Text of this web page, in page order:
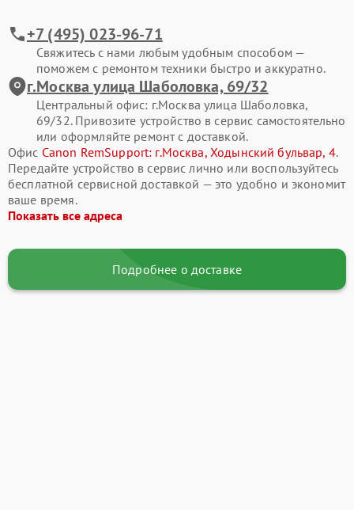
+7 (495) 023-96-71
Свяжитесь с нами любым удобным способом —
поможем с ремонтом техники быстро и аккуратно.
г.Москва улица Шаболовка, 69/32
Центральный офис: г.Москва улица Шаболовка,
69/32. Привозите устройство в сервис самостоятельно
или оформляйте ремонт с доставкой.
Офис Canon RemSupport: г.Москва, Ходынский бульвар, 4.
Передайте устройство в сервис лично или воспользуйтесь
бесплатной сервисной доставкой — это удобно и экономит
ваше время.
Показать все адреса
Подробнее о доставке